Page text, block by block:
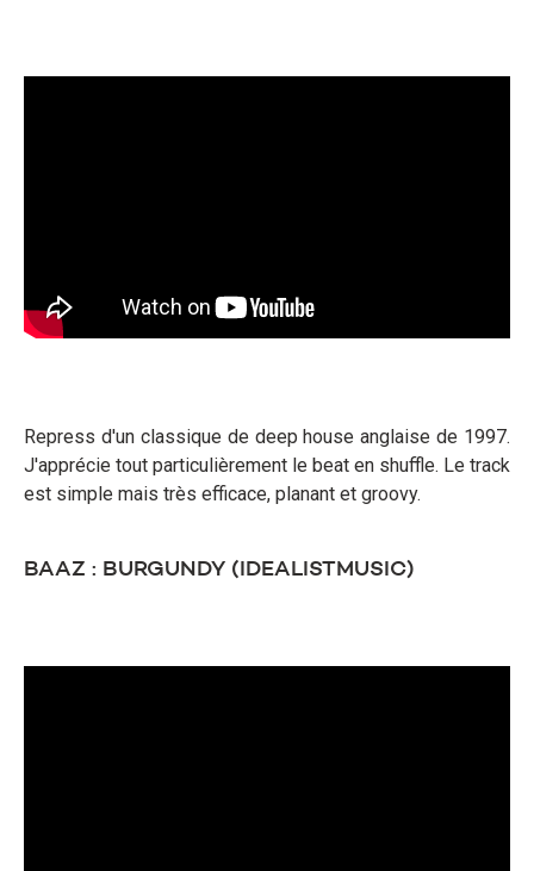
Repress d'un classique de deep house anglaise de 1997.
J'apprécie tout particulièrement le beat en shuffle. Le track
est simple mais très efficace, planant et groovy.
BAAZ : BURGUNDY (IDEALISTMUSIC)